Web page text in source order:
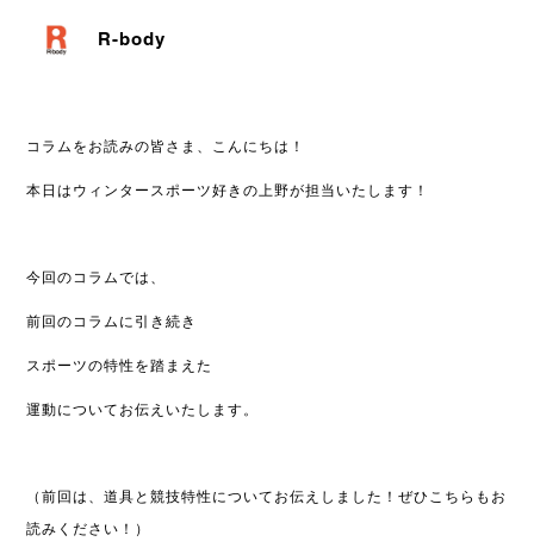
R-body
コラムをお読みの皆さま、こんにちは！
本日はウィンタースポーツ好きの上野が担当いたします！
今回のコラムでは、
前回のコラムに引き続き
スポーツの特性を踏まえた
運動についてお伝えいたします。
（前回は、道具と競技特性についてお伝えしました！ぜひこちらもお
読みください！）